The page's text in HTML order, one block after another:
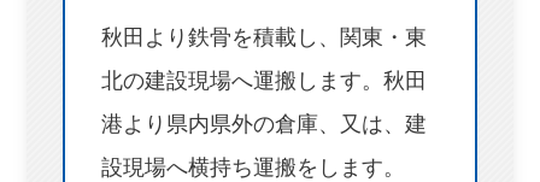
秋田より鉄骨を積載し、関東・東
北の建設現場へ運搬します。秋田
港より県内県外の倉庫、又は、建
設現場へ横持ち運搬をします。